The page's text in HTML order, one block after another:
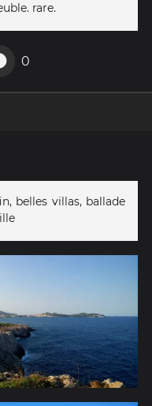
rare.
0
belles villas, ballade